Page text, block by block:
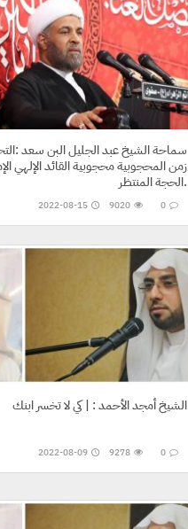
سماحة الشيخ عبد الجليل البن سعد
زمن المحجوبية محجوبية القائد الإلهي
الحجة المنتظر.
2022-08-15 0
9020
الشيخ أمجد الأحمد : | كي لا تخسر ابنك
2022-08-09 0
9278